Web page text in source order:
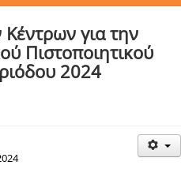
για την
Πιστοποιητικού
2024